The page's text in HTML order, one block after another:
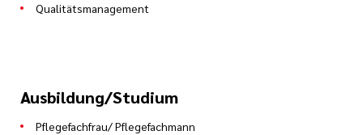
Qualitätsmanagement
Ausbildung/Studium
Pflegefachfrau/ Pflegefachmann